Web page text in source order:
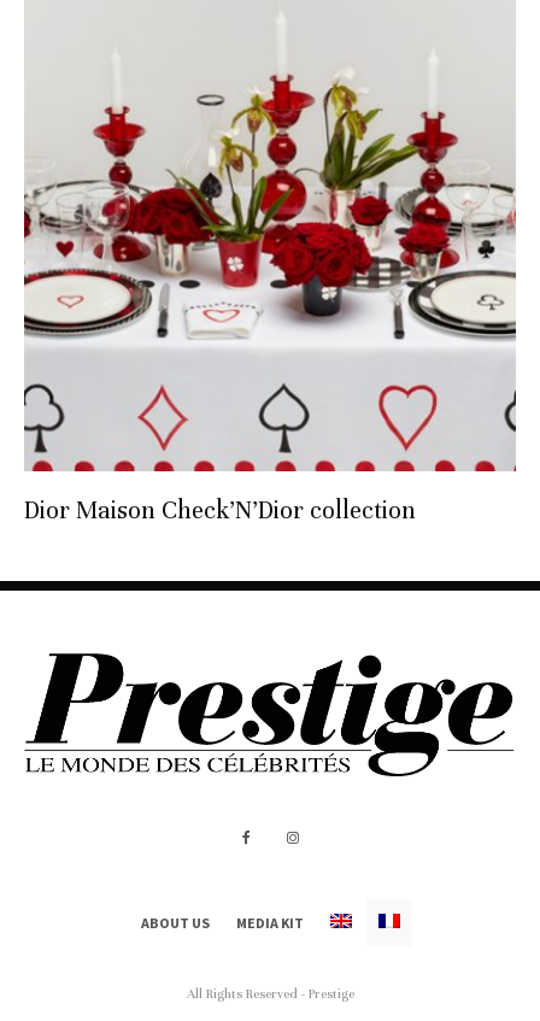
Dior Maison Check’N’Dior collection
ABOUT US MEDIA KIT
All Rights Reserved - Prestige